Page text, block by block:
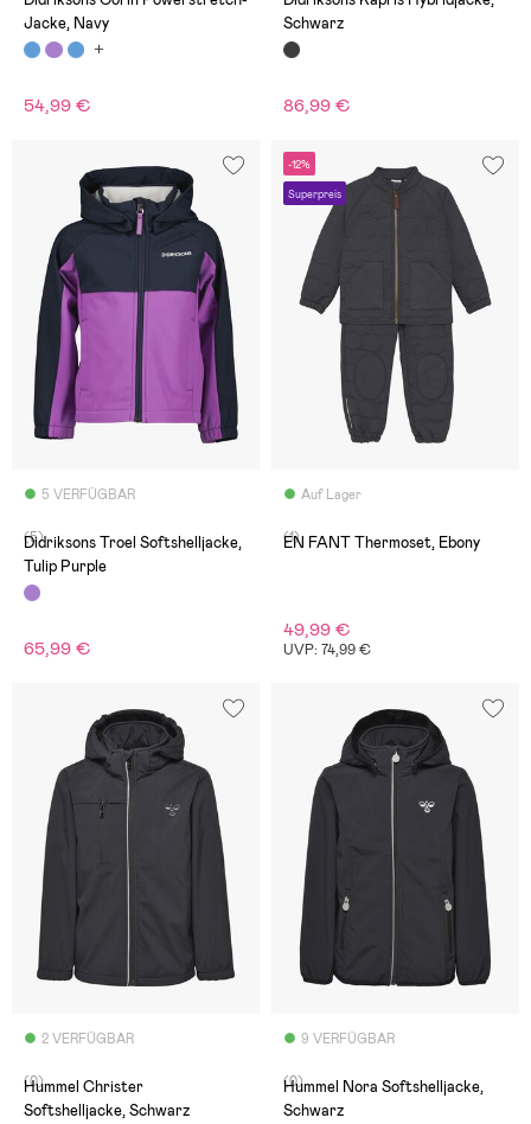
Jacke, Navy
54,99 €
Schwarz
86,99 €
5 VERFÜGBAR
(5)
Didriksons Troel Softshelljacke,
Tulip Purple
65,99 €
-12%
Superpreis
Auf Lager
(1)
EN FANT Thermoset, Ebony
49,99 €
UVP: 74,99 €
2 VERFÜGBAR
(0)
Hummel Christer
Softshelljacke, Schwarz
9 VERFÜGBAR
(0)
Hummel Nora Softshelljacke,
Schwarz